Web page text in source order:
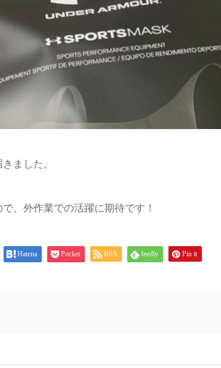
ました。
、外作業での活躍に期待です！
Hatena Pocket RSS feedly Pin it